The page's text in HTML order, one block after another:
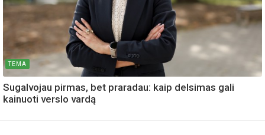
TEMA
Sugalvojau pirmas, bet praradau: kaip delsimas gali
kainuoti verslo vardą